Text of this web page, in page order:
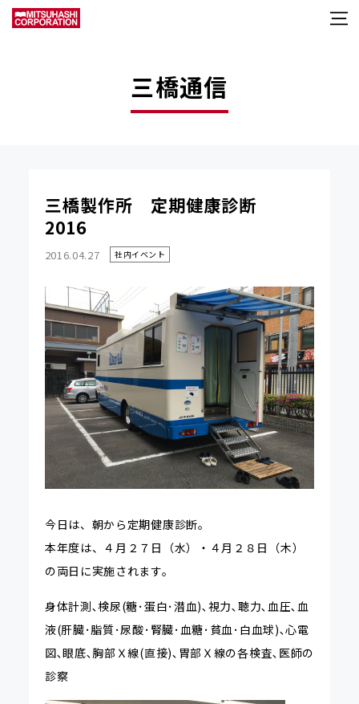
三橋通信
三橋製作所 定期健康診断
2016
2016.04.27 社内イベント
今日は、朝から定期健康診断。
本年度は、４月２７日（水）・４月２８日（木）
の両日に実施されます。
身体計測､検尿(糖･蛋白･潜血)､視力､聴力､血圧､血
液(肝臓･脂質･尿酸･腎臓･血糖･貧血･白血球)､心電
図､眼底､胸部Ｘ線(直接)､胃部Ｘ線の各検査､医師の
診察